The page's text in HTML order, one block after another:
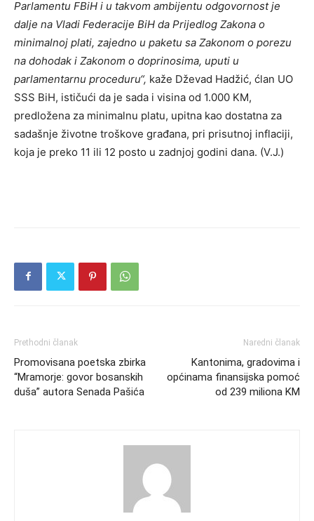
Parlamentu FBiH i u takvom ambijentu odgovornost je
dalje na Vladi Federacije BiH da Prijedlog Zakona o
minimalnoj plati, zajedno u paketu sa Zakonom o porezu
na dohodak i Zakonom o doprinosima, uputi u
parlamentarnu proceduru“, kaže Dževad Hadžić, ćlan UO
SSS BiH, ističući da je sada i visina od 1.000 KM,
predložena za minimalnu platu, upitna kao dostatna za
sadašnje životne troškove građana, pri prisutnoj inflaciji,
koja je preko 11 ili 12 posto u zadnjoj godini dana. (V.J.)
Prethodni članak
Promovisana poetska zbirka
“Mramorje: govor bosanskih
duša” autora Senada Pašića
Naredni članak
Kantonima, gradovima i
općinama finansijska pomoć
od 239 miliona KM